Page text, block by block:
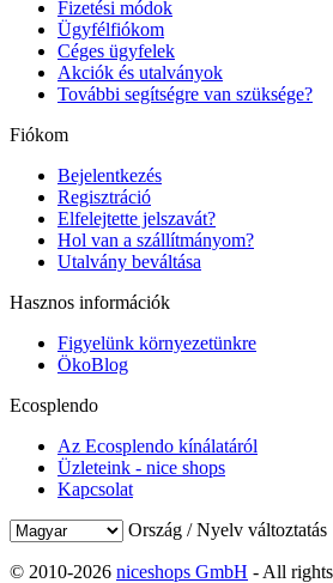
Fizetési módok
Ügyfélfiókom
Céges ügyfelek
Akciók és utalványok
További segítségre van szüksége?
Fiókom
Bejelentkezés
Regisztráció
Elfelejtette jelszavát?
Hol van a szállítmányom?
Utalvány beváltása
Hasznos információk
Figyelünk környezetünkre
ÖkoBlog
Ecosplendo
Az Ecosplendo kínálatáról
Üzleteink - nice shops
Kapcsolat
Ország / Nyelv változtatás
© 2010-2026 niceshops GmbH - All